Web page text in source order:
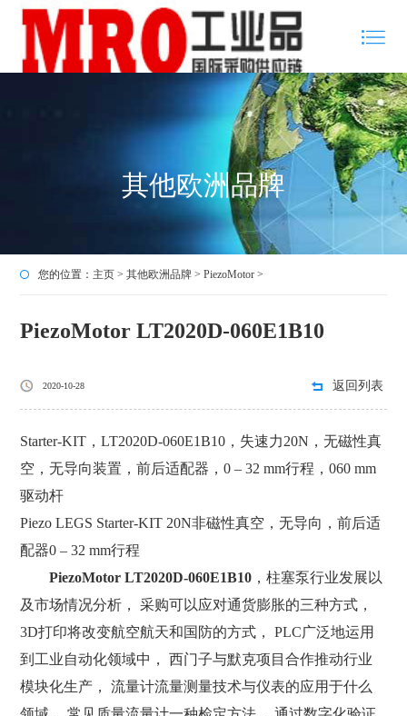
其他欧洲品牌
您的位置： 主页 >其他欧洲品牌 >PiezoMotor >
PiezoMotor LT2020D-060E1B10
2020-10-28 返回列表
Starter-KIT，LT2020D-060E1B10，失速力20N，无磁性真
空，无导向装置，前后适配器，0 – 32 mm行程，060 mm
驱动杆
Piezo LEGS Starter-KIT 20N非磁性真空，无导向，前后适
配器0 – 32 mm行程
PiezoMotor LT2020D-060E1B10 ，柱塞泵行业发展以
及市场情况分析， 采购可以应对通货膨胀的三种方式，
3D打印将改变航空航天和国防的方式， PLC广泛地运用
到工业自动化领域中， 西门子与默克项目合作推动行业
模块化生产， 流量计流量测量技术与仪表的应用于什么